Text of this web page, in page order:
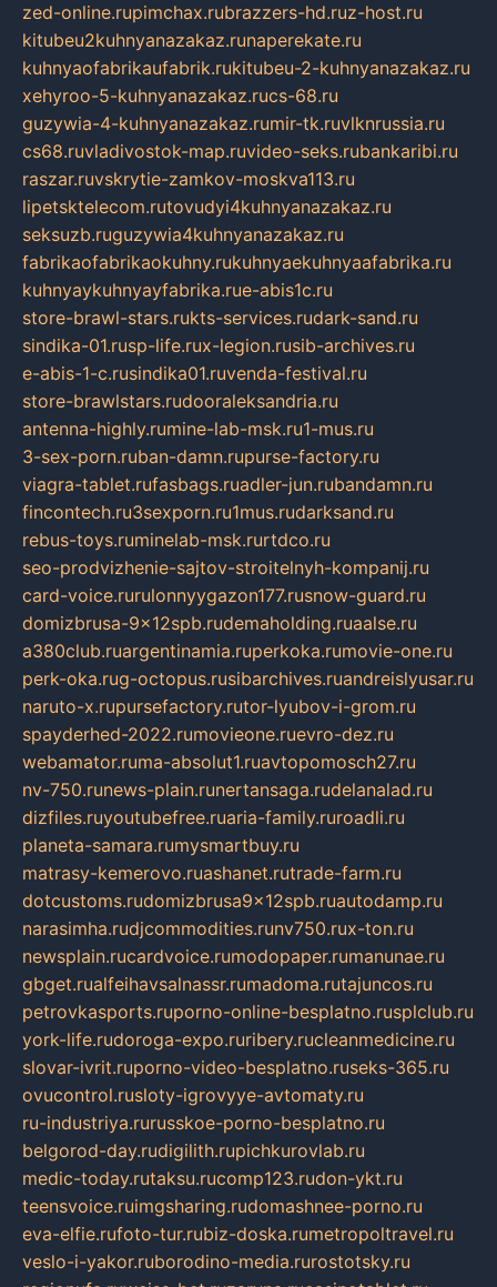
zed-online.rupimchax.rubrazzers-hd.ruz-host.ru
kitubeu2kuhnyanazakaz.runaperekate.ru
kuhnyaofabrikaufabrik.rukitubeu-2-kuhnyanazakaz.ru
xehyroo-5-kuhnyanazakaz.rucs-68.ru
guzywia-4-kuhnyanazakaz.rumir-tk.ruvlknrussia.ru
cs68.ruvladivostok-map.ruvideo-seks.rubankaribi.ru
raszar.ruvskrytie-zamkov-moskva113.ru
lipetsktelecom.rutovudyi4kuhnyanazakaz.ru
seksuzb.ruguzywia4kuhnyanazakaz.ru
fabrikaofabrikaokuhny.rukuhnyaekuhnyaafabrika.ru
kuhnyaykuhnyayfabrika.rue-abis1c.ru
store-brawl-stars.rukts-services.rudark-sand.ru
sindika-01.rusp-life.rux-legion.rusib-archives.ru
e-abis-1-c.rusindika01.ruvenda-festival.ru
store-brawlstars.rudooraleksandria.ru
antenna-highly.rumine-lab-msk.ru1-mus.ru
3-sex-porn.ruban-damn.rupurse-factory.ru
viagra-tablet.rufasbags.ruadler-jun.rubandamn.ru
fincontech.ru3sexporn.ru1mus.rudarksand.ru
rebus-toys.ruminelab-msk.rurtdco.ru
seo-prodvizhenie-sajtov-stroitelnyh-kompanij.ru
card-voice.rurulonnyygazon177.rusnow-guard.ru
domizbrusa-9x12spb.rudemaholding.ruaalse.ru
a380club.ruargentinamia.ruperkoka.rumovie-one.ru
perk-oka.rug-octopus.rusibarchives.ruandreislyusar.ru
naruto-x.rupursefactory.rutor-lyubov-i-grom.ru
spayderhed-2022.rumovieone.ruevro-dez.ru
webamator.ruma-absolut1.ruavtopomosch27.ru
nv-750.runews-plain.runertansaga.rudelanalad.ru
dizfiles.ruyoutubefree.ruaria-family.ruroadli.ru
planeta-samara.rumysmartbuy.ru
matrasy-kemerovo.ruashanet.rutrade-farm.ru
dotcustoms.rudomizbrusa9x12spb.ruautodamp.ru
narasimha.rudjcommodities.runv750.rux-ton.ru
newsplain.rucardvoice.rumodopaper.rumanunae.ru
gbget.rualfeihavsalnassr.rumadoma.rutajuncos.ru
petrovkasports.ruporno-online-besplatno.rusplclub.ru
york-life.rudoroga-expo.ruribery.rucleanmedicine.ru
slovar-ivrit.ruporno-video-besplatno.ruseks-365.ru
ovucontrol.rusloty-igrovyye-avtomaty.ru
ru-industriya.rurusskoe-porno-besplatno.ru
belgorod-day.rudigilith.rupichkurovlab.ru
medic-today.rutaksu.rucomp123.rudon-ykt.ru
teensvoice.ruimgsharing.rudomashnee-porno.ru
eva-elfie.rufoto-tur.rubiz-doska.rumetropoltravel.ru
veslo-i-yakor.ruborodino-media.rurostotsky.ru